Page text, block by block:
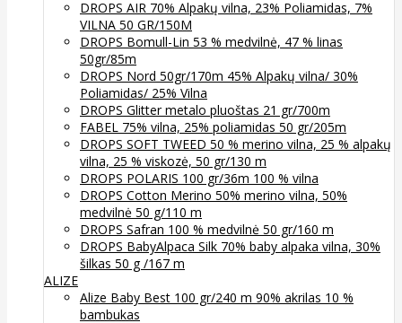
DROPS AIR 70% Alpakų vilna, 23% Poliamidas, 7%
VILNA 50 GR/150M
DROPS Bomull-Lin 53 % medvilnė, 47 % linas
50gr/85m
DROPS Nord 50gr/170m 45% Alpakų vilna/ 30%
Poliamidas/ 25% Vilna
DROPS Glitter metalo pluoštas 21 gr/700m
FABEL 75% vilna, 25% poliamidas 50 gr/205m
DROPS SOFT TWEED 50 % merino vilna, 25 % alpakų
vilna, 25 % viskozė, 50 gr/130 m
DROPS POLARIS 100 gr/36m 100 % vilna
DROPS Cotton Merino 50% merino vilna, 50%
medvilnė 50 g/110 m
DROPS Safran 100 % medvilnė 50 gr/160 m
DROPS BabyAlpaca Silk 70% baby alpaka vilna, 30%
šilkas 50 g /167 m
ALIZE
Alize Baby Best 100 gr/240 m 90% akrilas 10 %
bambukas